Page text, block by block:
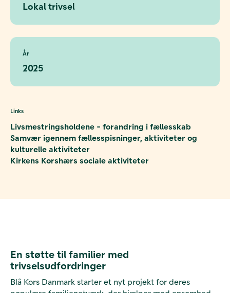
Lokal trivsel
År
2025
Links
Livsmestringsholdene - forandring i fællesskab
Samvær igennem fællesspisninger, aktiviteter og
kulturelle aktiviteter
Kirkens Korshærs sociale aktiviteter
En støtte til familier med
trivselsudfordringer
Blå Kors Danmark starter et nyt projekt for deres